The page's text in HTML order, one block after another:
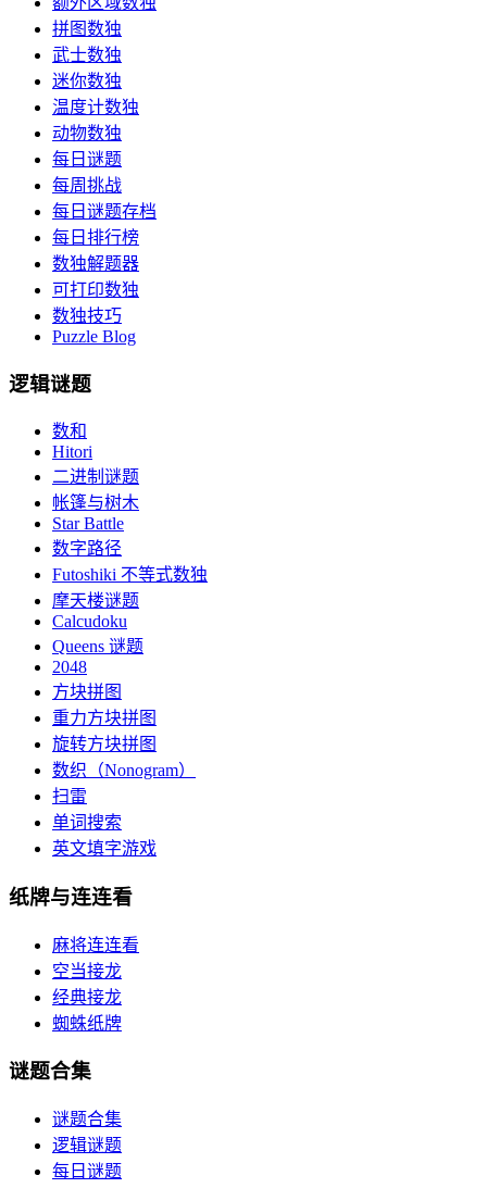
拼图数独
武士数独
迷你数独
温度计数独
动物数独
每日谜题
每周挑战
每日谜题存档
每日排行榜
数独解题器
可打印数独
数独技巧
Puzzle Blog
逻辑谜题
数和
Hitori
二进制谜题
帐篷与树木
Star Battle
数字路径
Futoshiki 不等式数独
摩天楼谜题
Calcudoku
Queens 谜题
2048
方块拼图
重力方块拼图
旋转方块拼图
数织（Nonogram）
扫雷
单词搜索
英文填字游戏
纸牌与连连看
麻将连连看
空当接龙
经典接龙
蜘蛛纸牌
谜题合集
谜题合集
逻辑谜题
每日谜题